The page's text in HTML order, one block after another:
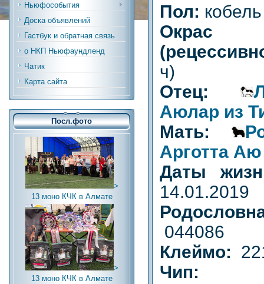
Ньюфособытия
Доска объявлений
Гастбук и обратная связь
о НКП Ньюфаундленд
Чатик
Карта сайта
Посл.фото
>
13 моно КЧК в Алмате
>
13 моно КЧК в Алмате
Пол: кобель
Окрас
ч)
Отец:
Аюлар из
Мать:
Арготта Аю
Даты
14.01.2019
044086
Клеймо:
Чип: